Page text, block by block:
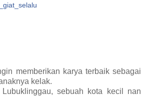
memberikan karya terbaik sebagai
kelak.
sebuah kota kecil nan